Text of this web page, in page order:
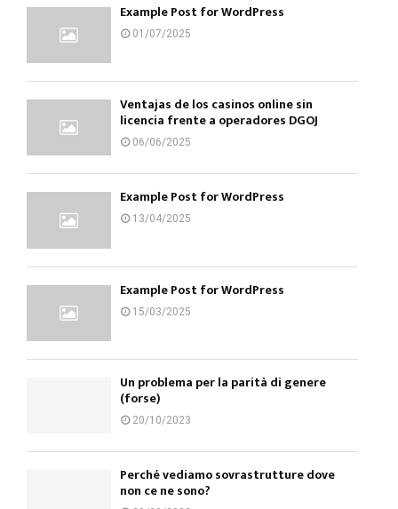
Example Post for WordPress
01/07/2025
Ventajas de los casinos online sin
licencia frente a operadores DGOJ
06/06/2025
Example Post for WordPress
13/04/2025
Example Post for WordPress
15/03/2025
Un problema per la parità di genere
(forse)
20/10/2023
Perché vediamo sovrastrutture dove
non ce ne sono?